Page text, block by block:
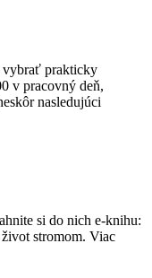
vybrať prakticky
v pracovný deň,
nasledujúci
si do nich e-knihu:
stromom. Viac